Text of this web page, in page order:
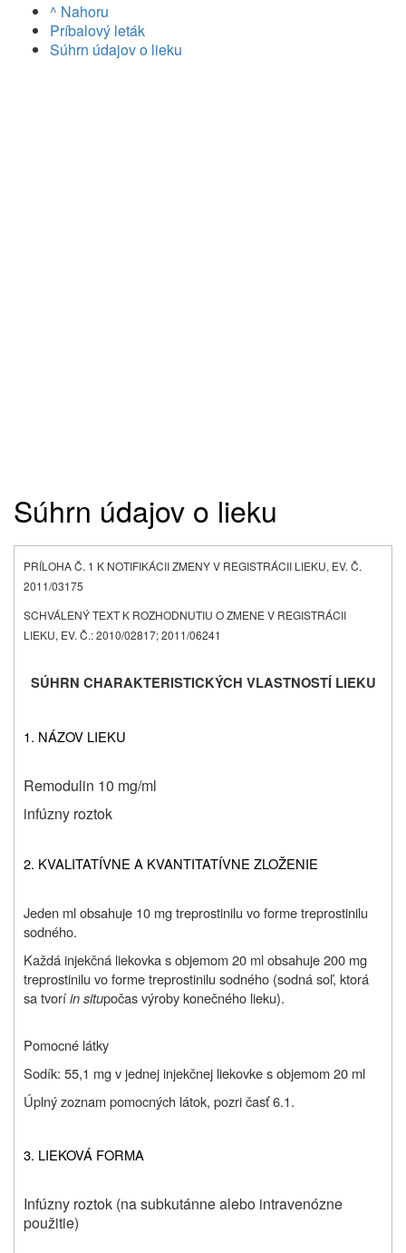
^ Nahoru
Príbalový leták
Súhrn údajov o lieku
Súhrn údajov o lieku
PRÍLOHA Č. 1 K NOTIFIKÁCII ZMENY V REGISTRÁCII LIEKU, EV. Č.
2011/03175
SCHVÁLENÝ TEXT K ROZHODNUTIU O ZMENE V REGISTRÁCII
LIEKU, EV. Č.: 2010/02817; 2011/06241
SÚHRN CHARAKTERISTICKÝCH VLASTNOSTÍ LIEKU
1. NÁZOV LIEKU
Remodulin 10 mg/ml
infúzny roztok
2. KVALITATÍVNE A KVANTITATÍVNE ZLOŽENIE
Jeden ml obsahuje 10 mg treprostinilu vo forme treprostinilu
sodného.
Každá injekčná liekovka s objemom 20 ml obsahuje 200 mg
treprostinilu vo forme treprostinilu sodného (sodná soľ, ktorá
sa tvoríin situpočas výroby konečného lieku).
Pomocné látky
Sodík: 55,1 mg v jednej injekčnej liekovke s objemom 20 ml
Úplný zoznam pomocných látok, pozri časť 6.1.
3. LIEKOVÁ FORMA
Infúzny roztok (na subkutánne alebo intravenózne
použitie)